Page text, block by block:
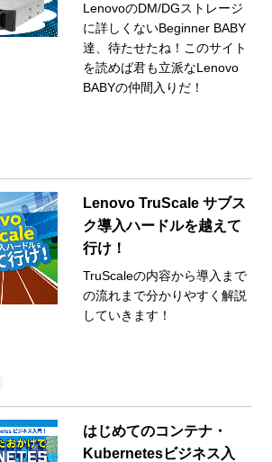
LenovoのDM/DGストレージ
に詳しくないBeginner BABY
達、待たせたね！このサイト
を読めば君も立派なLenovo
BABYの仲間入りだ！
Lenovo TruScale サブス
ク導入ハードルを越えて
行け！
TruScaleの内容から導入まで
の流れまで分かりやすく解説
していきます！
はじめてのコンテナ・
Kubernetesビジネス入